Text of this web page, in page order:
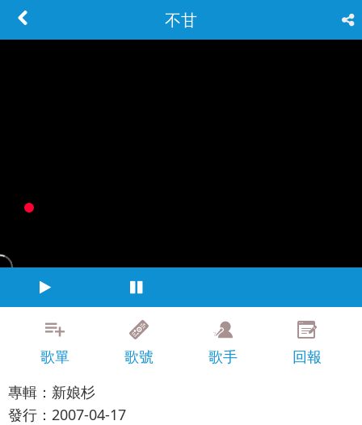
不甘
歌單 歌號 歌手
回報
專輯：新娘杉
發行：2007-04-17